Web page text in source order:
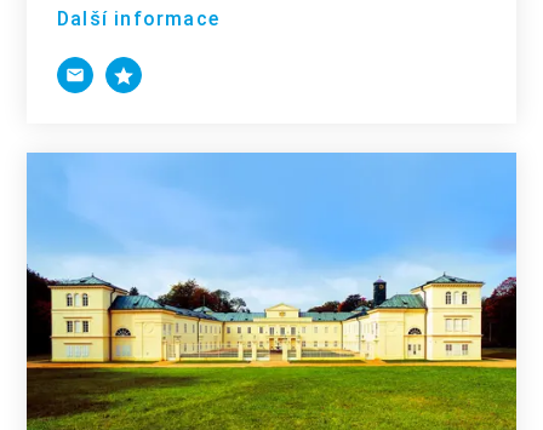
Další informace